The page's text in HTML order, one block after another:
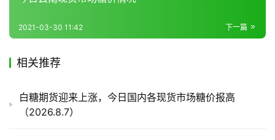
频
产
下一篇
2021-03-30 11:42
相关推荐
白糖期货迎来上涨，今日国内各现货市场糖价报高
（2026.8.7）